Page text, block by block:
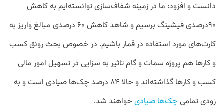
دانست و افزود: ما در زمینه شفاف‌سازی توانسته‌ایم به کاهش
۹۰درصدی فیشینگ برسیم و شاهد کاهش ۶۰ درصدی مبالغ واریز به
کارت‌های مورد استفاده در قمار باشیم. در خصوص بحث رونق کسب
و کارها هم پروژه سمات و گام تاثیر به سزایی در تسهیل امور مالی
کسب و کارها گذاشته‌اند‌ و حالا ۸۴ درصد چک‌ها صیادی است و به
زودی تمامی چک‌ها صیادی خواهند شد.